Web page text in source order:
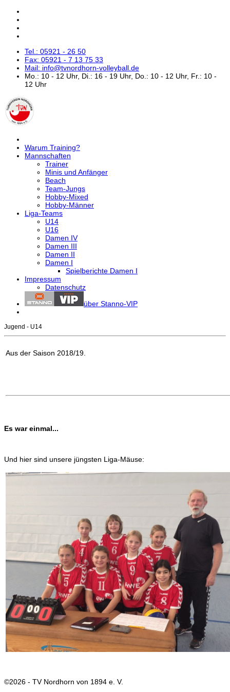
Tel.: 05921 - 26 50
Fax: 05921 - 7 13 75 33
Mail: info@tvnordhorn-volleyball.de
Mo.: 10 - 12 Uhr, Di.: 16 - 19 Uhr, Do.: 10 - 12 Uhr, Fr.: 10 -
12 Uhr
Warum Training?
Mannschaften
Trainer
Minis und Anfänger
Beach
Team-Jungs
Hobby-Mixed
Hobby-Männer
Liga-Teams
U14
U16
Damen IV
Damen III
Damen II
Damen I
Spielberichte Damen I
Impressum
Datenschutz
über Stanno-VIP
Jugend - U14
Aus der Saison 2018/19.
Es war einmal...
Und hier sind unsere jüngsten Liga-Mäuse:
©2026 - TV Nordhorn von 1894 e. V.